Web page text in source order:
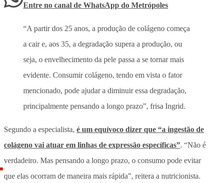
Entre no canal de WhatsApp do Metrópoles
“A partir dos 25 anos, a produção de colágeno começa
a cair e, aos 35, a degradação supera a produção, ou
seja, o envelhecimento da pele passa a se tornar mais
evidente. Consumir colágeno, tendo em vista o fator
mencionado, pode ajudar a diminuir essa degradação,
principalmente pensando a longo prazo”, frisa Ingrid.
Segundo a especialista, é um equívoco dizer que “a ingestão de
colágeno vai atuar em linhas de expressão específicas”. “Não é
verdadeiro. Mas pensando a longo prazo, o consumo pode evitar
que elas ocorram de maneira mais rápida”, reitera a nutricionista.